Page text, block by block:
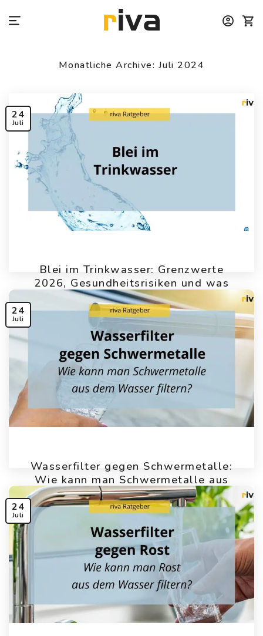
Inhalt
Monatliche Archive: Juli 2024
Blei im Trinkwasser: Grenzwerte
2026, Gesundheitsrisiken und was
du jetzt tun musst
24
Juli
Wasserfilter gegen Schwermetalle:
Wie kann man Schwermetalle aus
dem Wasser filtern?
24
Juli
24
Juli